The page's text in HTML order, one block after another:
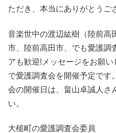
ただき、本当にありがとうご
音楽世中の渡辺紘樹（陸前高
市、陸前高田市、でも愛護調
アも歓迎!メッセージをお願
で愛護調査会を開催予定です
会の開催日は、畠山卓誠人さ
い。
大槌町の愛護調査会委員